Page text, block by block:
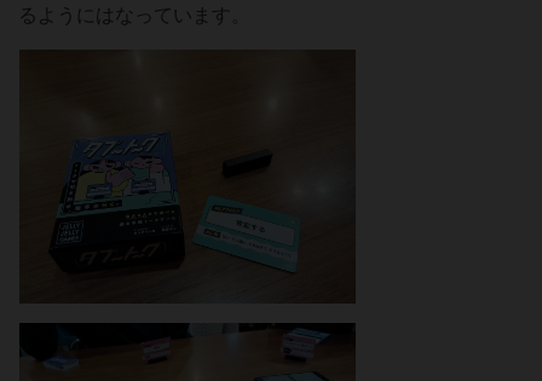
るようにはなっています。